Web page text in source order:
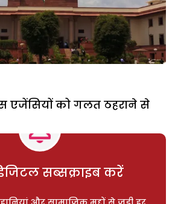
एजेंसियों को गलत ठहराने से
सब्सक्राइब करें